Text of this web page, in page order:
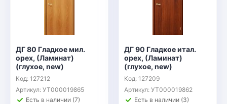
ДГ 80 Гладкое мил.
орех, (Ламинат)
(глухое, new)
Код: 127212
Артикул: УТ000019865
Есть в наличии (7)
ДГ 90 Гладкое итал.
орех, (Ламинат)
(глухое, new)
Код: 127209
Артикул: УТ000019862
Есть в наличии (3)